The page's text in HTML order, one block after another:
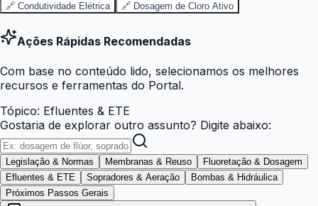
🔗 Condutividade Elétrica
🔗 Dosagem de Cloro Ativo
Ações Rápidas Recomendadas
Com base no conteúdo lido, selecionamos os melhores
recursos e ferramentas do Portal.
Tópico: Efluentes & ETE
Gostaria de explorar outro assunto? Digite abaixo:
Legislação & Normas Membranas & Reuso
Fluoretação & Dosagem
Efluentes & ETE
Sopradores & Aeração
Bombas & Hidráulica
Próximos Passos Gerais